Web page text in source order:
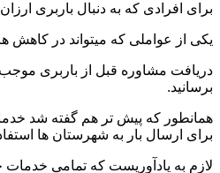
برای افرادی که به دنبال باربری
یکی از عواملی که میتواند در کاهش
دریافت مشاوره قبل از باربری موجب
برسانید.
همانطور که پیش تر هم گفته شد
برای ارسال بار به شهرستان ها
لازم به یادآوریست که تمامی خدمات